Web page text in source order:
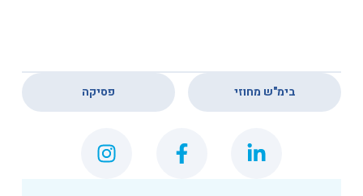
בימ"ש מחוזי פסיקה